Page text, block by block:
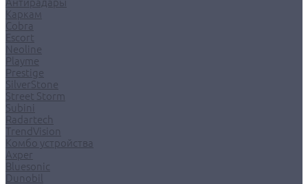
Каркам
Cobra
Escort
Neoline
Playme
Prestige
SilverStone
Street Storm
Subini
Radartech
TrendVision
Комбо устройства
Axper
Bluesonic
Dunobil